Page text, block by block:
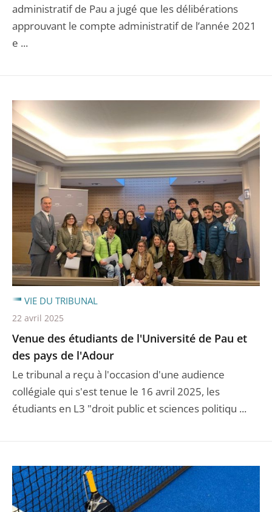
administratif de Pau a jugé que les délibérations
approuvant le compte administratif de l’année 2021
e ...
Venue des étudiants de l'Université de Pau et
des pays de l'Adour
Le tribunal a reçu à l'occasion d'une audience
collégiale qui s'est tenue le 16 avril 2025, les
étudiants en L3 "droit public et sciences politiqu ...
VIE DU TRIBUNAL
22 avril 2025